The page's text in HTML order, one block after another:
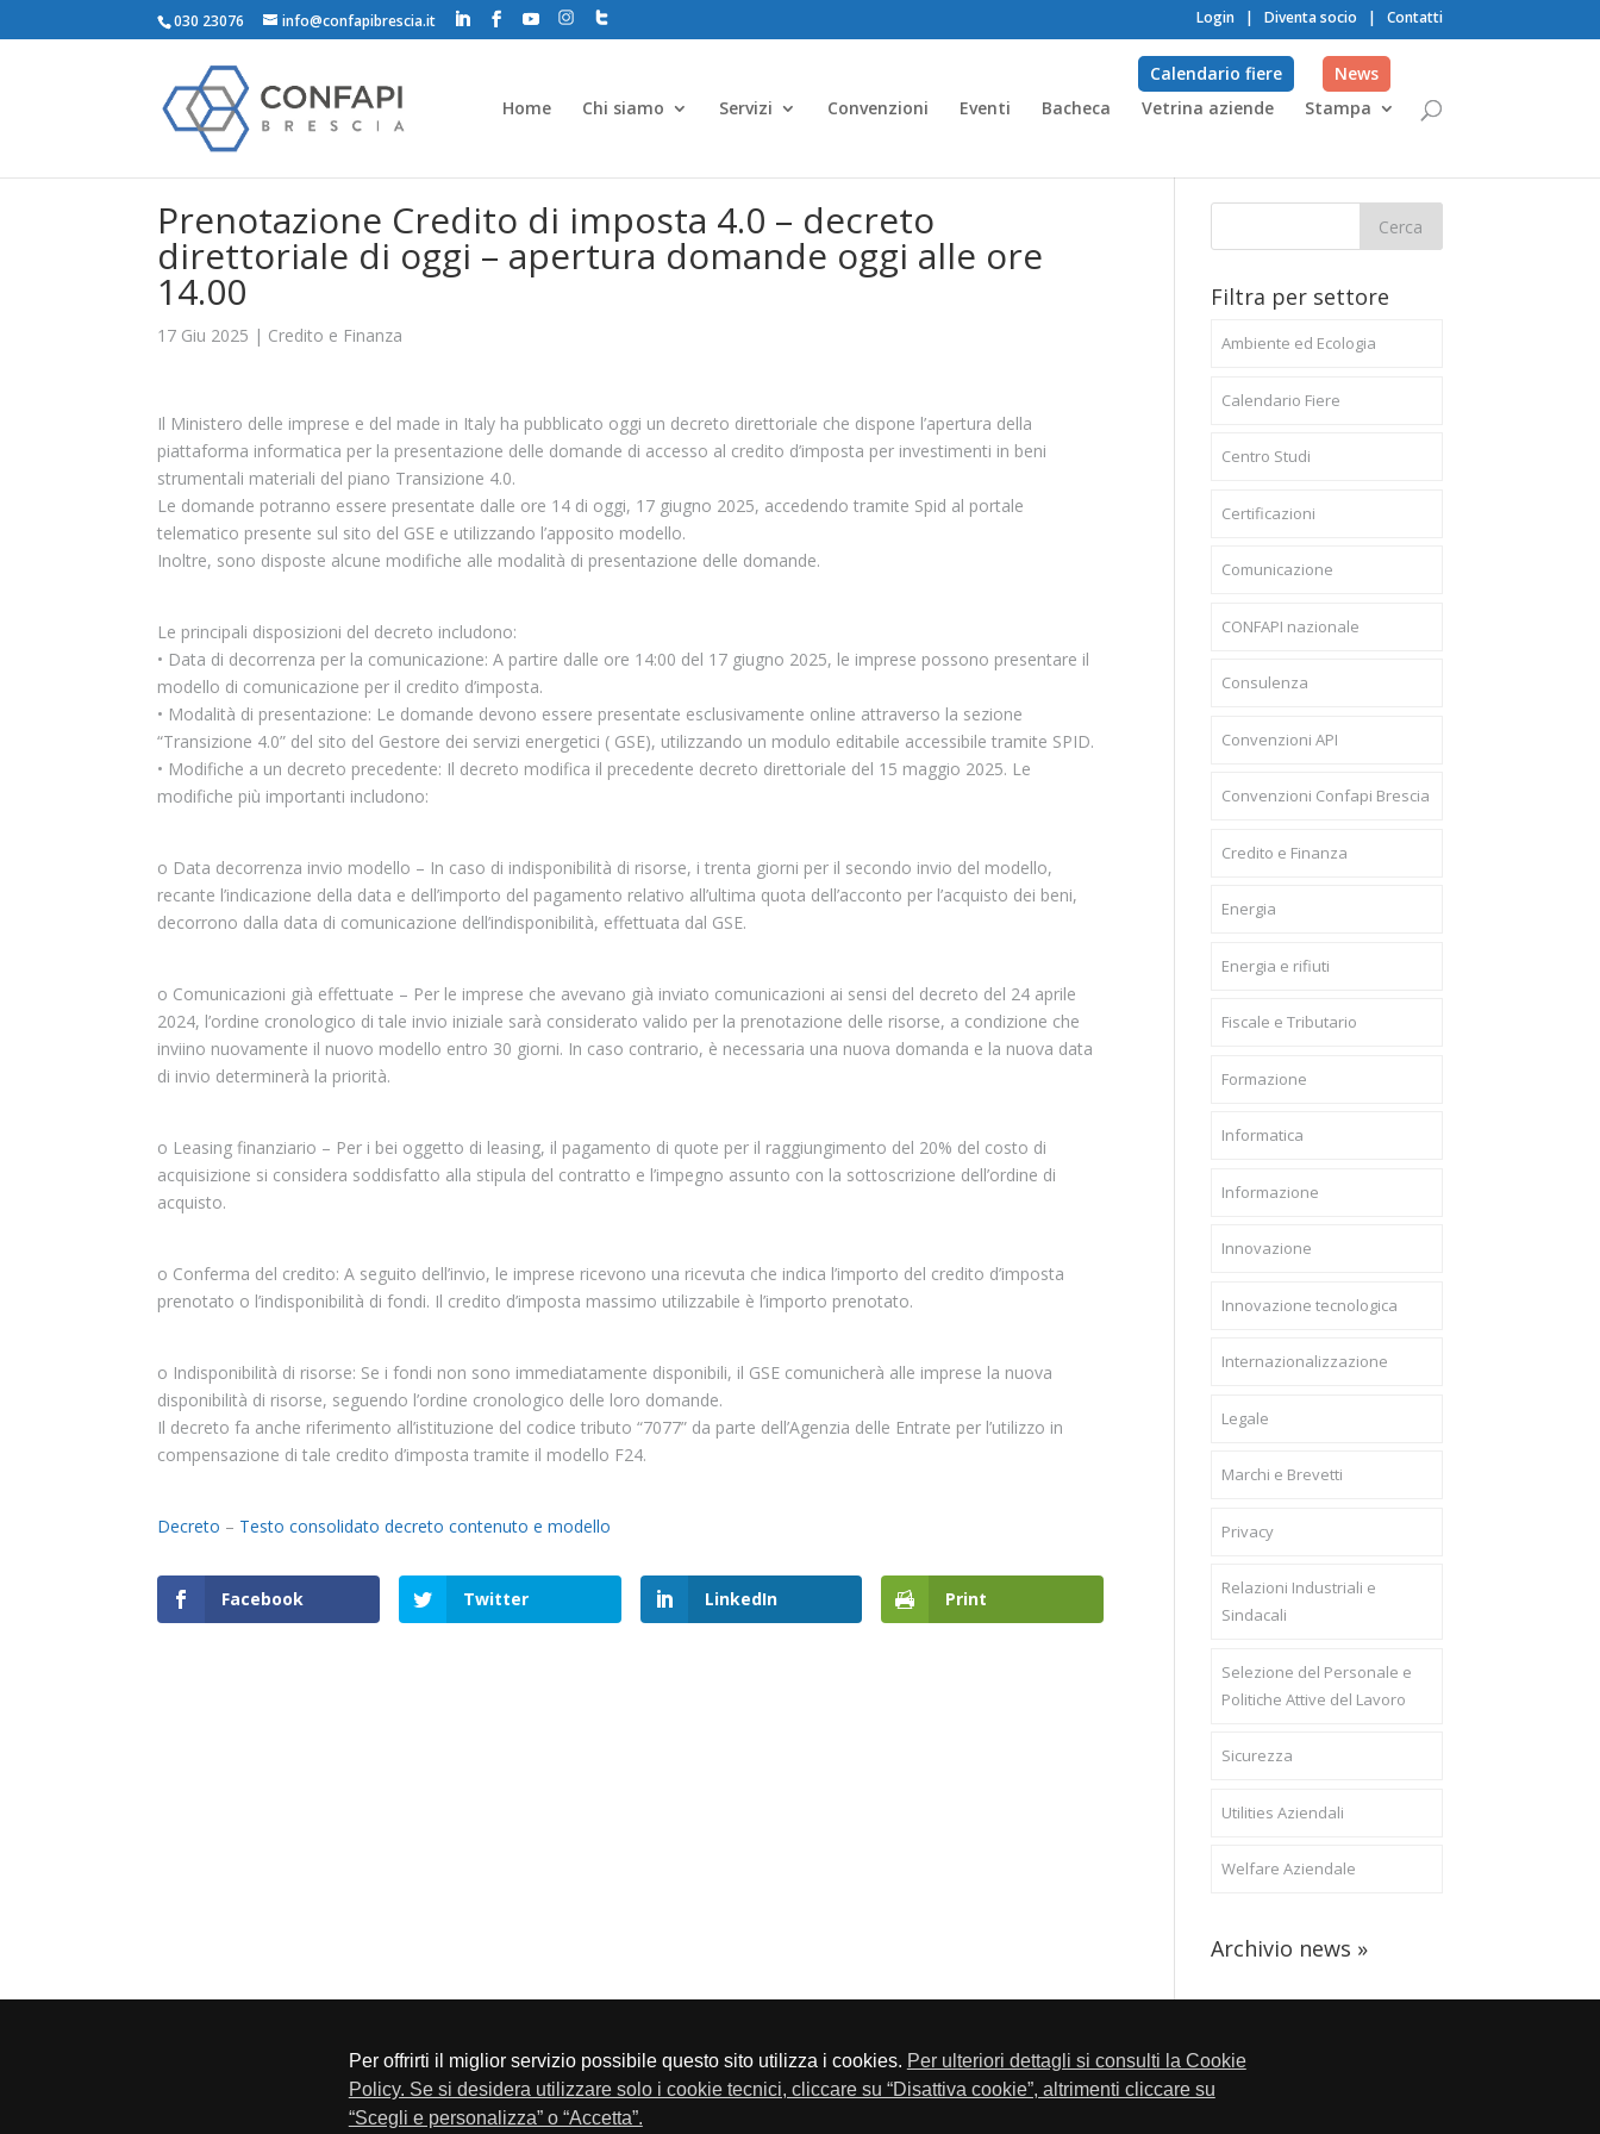
Per offrirti il miglior servizio possibile questo sito utilizza i cookies. Per ulteriori dettagli si consulti la Cookie
Policy. Se si desidera utilizzare solo i cookie tecnici, cliccare su “Disattiva cookie”, altrimenti cliccare su
“Scegli e personalizza” o “Accetta”.
030 23076 info@confapibrescia.it Login | Diventa socio | Contatti
Home Chi siamo Servizi Convenzioni Eventi Bacheca Vetrina aziende Stampa
Calendario fiere News
Prenotazione Credito di imposta 4.0 – decreto
direttoriale di oggi – apertura domande oggi alle ore
14.00
17 Giu 2025 | Credito e Finanza
Il Ministero delle imprese e del made in Italy ha pubblicato oggi un decreto direttoriale che dispone l’apertura della
piattaforma informatica per la presentazione delle domande di accesso al credito d’imposta per investimenti in beni
strumentali materiali del piano Transizione 4.0.
Le domande potranno essere presentate dalle ore 14 di oggi, 17 giugno 2025, accedendo tramite Spid al portale
telematico presente sul sito del GSE e utilizzando l’apposito modello.
Inoltre, sono disposte alcune modifiche alle modalità di presentazione delle domande.
Le principali disposizioni del decreto includono:
• Data di decorrenza per la comunicazione: A partire dalle ore 14:00 del 17 giugno 2025, le imprese possono presentare il
modello di comunicazione per il credito d’imposta.
• Modalità di presentazione: Le domande devono essere presentate esclusivamente online attraverso la sezione
“Transizione 4.0” del sito del Gestore dei servizi energetici ( GSE), utilizzando un modulo editabile accessibile tramite SPID.
• Modifiche a un decreto precedente: Il decreto modifica il precedente decreto direttoriale del 15 maggio 2025. Le
modifiche più importanti includono:
o Data decorrenza invio modello – In caso di indisponibilità di risorse, i trenta giorni per il secondo invio del modello,
recante l’indicazione della data e dell’importo del pagamento relativo all’ultima quota dell’acconto per l’acquisto dei beni,
decorrono dalla data di comunicazione dell’indisponibilità, effettuata dal GSE.
o Comunicazioni già effettuate – Per le imprese che avevano già inviato comunicazioni ai sensi del decreto del 24 aprile
2024, l’ordine cronologico di tale invio iniziale sarà considerato valido per la prenotazione delle risorse, a condizione che
inviino nuovamente il nuovo modello entro 30 giorni. In caso contrario, è necessaria una nuova domanda e la nuova data
di invio determinerà la priorità.
o Leasing finanziario – Per i bei oggetto di leasing, il pagamento di quote per il raggiungimento del 20% del costo di
acquisizione si considera soddisfatto alla stipula del contratto e l’impegno assunto con la sottoscrizione dell’ordine di
acquisto.
o Conferma del credito: A seguito dell’invio, le imprese ricevono una ricevuta che indica l’importo del credito d’imposta
prenotato o l’indisponibilità di fondi. Il credito d’imposta massimo utilizzabile è l’importo prenotato.
o Indisponibilità di risorse: Se i fondi non sono immediatamente disponibili, il GSE comunicherà alle imprese la nuova
disponibilità di risorse, seguendo l’ordine cronologico delle loro domande.
Il decreto fa anche riferimento all’istituzione del codice tributo “7077” da parte dell’Agenzia delle Entrate per l’utilizzo in
compensazione di tale credito d’imposta tramite il modello F24.
Decreto – Testo consolidato decreto contenuto e modello
Facebook Twitter LinkedIn Print
Filtra per settore
Ambiente ed Ecologia
Calendario Fiere
Centro Studi
Certificazioni
Comunicazione
CONFAPI nazionale
Consulenza
Convenzioni API
Convenzioni Confapi Brescia
Credito e Finanza
Energia
Energia e rifiuti
Fiscale e Tributario
Formazione
Informatica
Informazione
Innovazione
Innovazione tecnologica
Internazionalizzazione
Legale
Marchi e Brevetti
Privacy
Relazioni Industriali e
Sindacali
Selezione del Personale e
Politiche Attive del Lavoro
Sicurezza
Utilities Aziendali
Welfare Aziendale
Archivio news »
Via F.Lippi, 30 25134 Brescia P.Iva 01548020179 - Telefono 030-23076 - Fax 030-2304108